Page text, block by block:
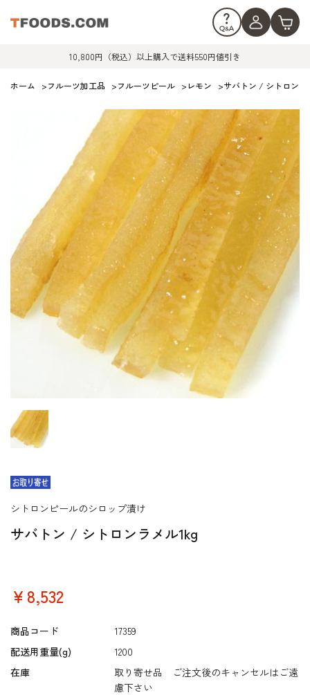
10,800円（税込）以上購入で送料550円値引き
ホーム >フルーツ加工品 >フルーツピール >レモン >サバトン / シトロンラ
サバトン / シトロンラメル1kg
シトロンピールのシロップ漬け
￥8,532
商品コード
17359
配送用重量(g)
1200
在庫
取り寄せ品 ご注文後のキャンセルはご遠
慮下さい